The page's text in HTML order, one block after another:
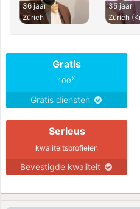
36 jaar
Zürich
35 jaar
Zürich
Gratis
100%
Gratis diensten
Serieus
kwaliteitsprofielen
Bevestigde kwaliteit